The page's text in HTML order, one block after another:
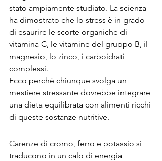
stato ampiamente studiato. La scienza
ha dimostrato che lo stress è in grado
di esaurire le scorte organiche di
vitamina C, le vitamine del gruppo B, il
magnesio, lo zinco, i carboidrati
complessi.
Ecco perché chiunque svolga un
mestiere stressante dovrebbe integrare
una dieta equilibrata con alimenti ricchi
di queste sostanze nutritive.
Carenze di cromo, ferro e potassio si
traducono in un calo di energia